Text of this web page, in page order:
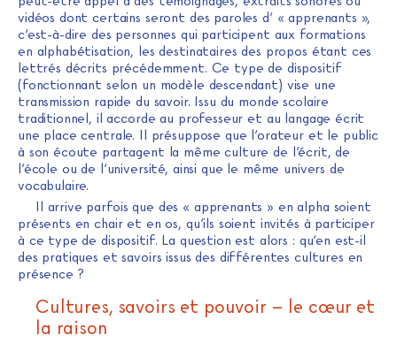
vidéos dont certains seront des paroles d’ « apprenants »,
c’est-à-dire des personnes qui participent aux formations
en alphabétisation, les destinataires des propos étant ces
lettrés décrits précédemment. Ce type de dispositif
(fonctionnant selon un modèle descendant) vise une
transmission rapide du savoir. Issu du monde scolaire
traditionnel, il accorde au professeur et au langage écrit
une place centrale. Il présuppose que l’orateur et le public
à son écoute partagent la même culture de l’écrit, de
l’école ou de l’université, ainsi que le même univers de
vocabulaire.
Il arrive parfois que des « apprenants » en alpha soient
présents en chair et en os, qu’ils soient invités à participer
à ce type de dispositif. La question est alors : qu’en est-il
des pratiques et savoirs issus des différentes cultures en
présence ?
Cultures, savoirs et pouvoir – le cœur et
la raison